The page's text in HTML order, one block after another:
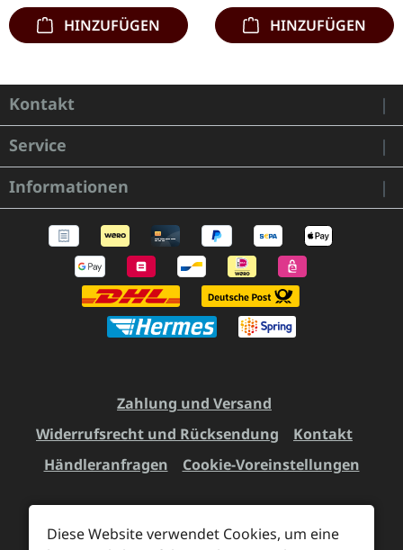
HINZUFÜGEN HINZUFÜGEN
Kontakt
Service
Informationen
Zahlung und Versand
Widerrufsrecht und Rücksendung
Kontakt
Händleranfragen
Cookie-Voreinstellungen
Alle Preise inkl. gesetzl. Mehrwertsteuer zzgl.
Diese Website verwendet Cookies, um eine